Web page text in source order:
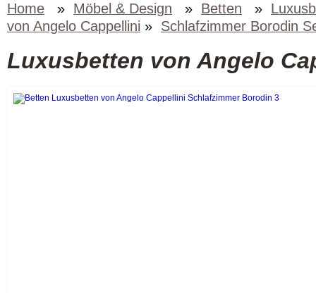
Home » Möbel & Design » Betten »
von Angelo Cappellini » Schlafzimmer Borodin
Luxusbetten von Angelo